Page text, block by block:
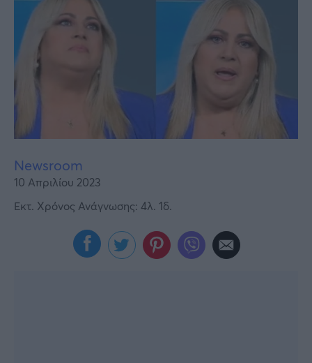
Αθλητικά
Υγεία
Καιρός
Newsroom
10 Απριλίου 2023
Εκτ. Χρόνος Ανάγνωσης: 4λ. 1δ.